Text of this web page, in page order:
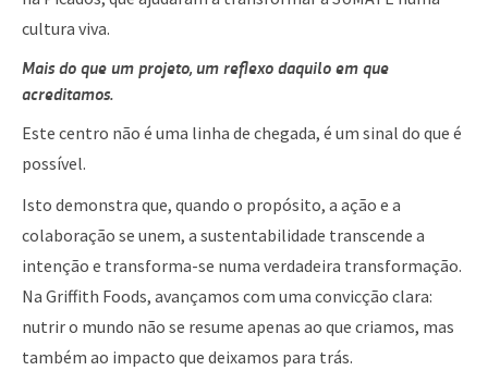
cultura viva.
Mais do que um projeto, um reflexo daquilo em que
acreditamos.
Este centro não é uma linha de chegada, é um sinal do que é
possível.
Isto demonstra que, quando o propósito, a ação e a
colaboração se unem, a sustentabilidade transcende a
intenção e transforma-se numa verdadeira transformação.
Na Griffith Foods, avançamos com uma convicção clara:
nutrir o mundo não se resume apenas ao que criamos, mas
também ao impacto que deixamos para trás.